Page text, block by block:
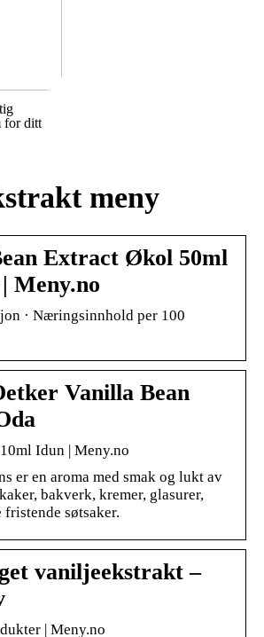
for ditt
meny
Extract Økol 50ml
Meny.no
· Næringsinnhold per 100
Vanilla Bean
Idun | Meny.no
er en aroma med smak og lukt av
bakverk, kremer, glasurer,
søtsaker.
vaniljeekstrakt –
| Meny.no